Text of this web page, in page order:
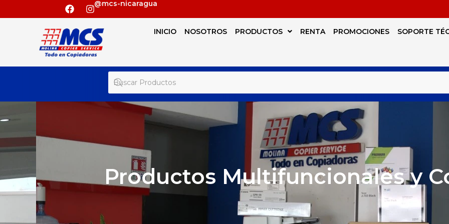
@mcs-nicaragua
INICIO NOSOTROS PRODUCTOS RENTA PROMOCIONES SOPORTE
Productos Multifuncionales y